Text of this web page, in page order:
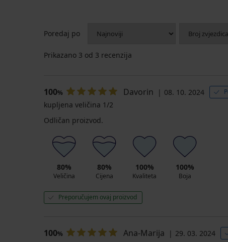
Poredaj po
Prikazano 3 od 3 recenzija
100% Davorin 08. 10. 2024
kupljena veličina 1/2
Odličan proizvod.
80%
Veličina
80%
Cijena
100%
Kvaliteta
100%
Boja
Preporučujem ovaj proizvod
100% Ana-Marija 29. 03. 2024